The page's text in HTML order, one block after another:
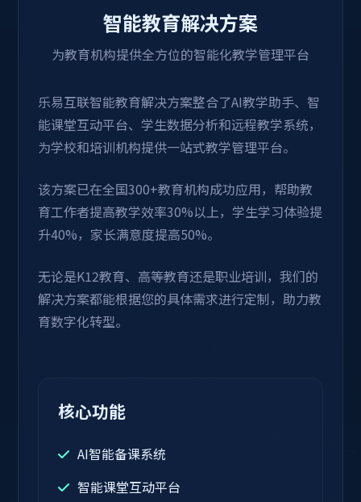
智能教育解决方案
为教育机构提供全方位的智能化教学管理平台
乐易互联智能教育解决方案整合了AI教学助手、智
能课堂互动平台、学生数据分析和远程教学系统，
为学校和培训机构提供一站式教学管理平台。
该方案已在全国300+教育机构成功应用，帮助教
育工作者提高教学效率30%以上，学生学习体验提
升40%，家长满意度提高50%。
无论是K12教育、高等教育还是职业培训，我们的
解决方案都能根据您的具体需求进行定制，助力教
育数字化转型。
核心功能
AI智能备课系统
智能课堂互动平台